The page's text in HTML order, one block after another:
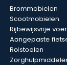
Brommobielen
Scootmobielen
Rijbewijsvrije
Aangepaste
Rolstoelen